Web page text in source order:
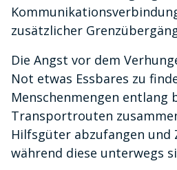
zusätzlicher
Die Angst vor dem
Not etwas Essbares zu
Menschenmengen entlang
Transportrouten
Hilfsgüter abzufangen und
während diese unterwegs